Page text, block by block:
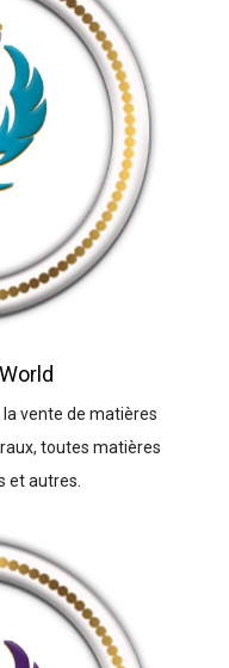
vente de matières
toutes matières
et autres.